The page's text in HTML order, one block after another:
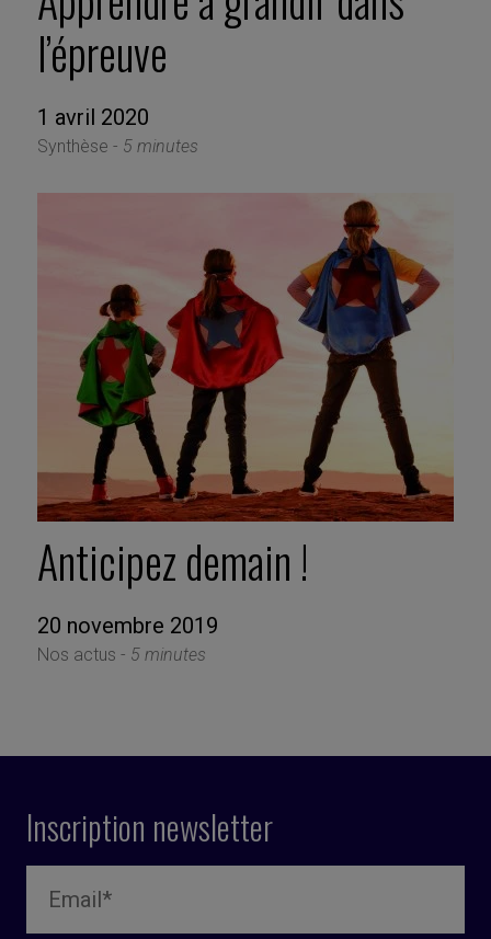
l’épreuve
1 avril 2020
Synthèse - 5 minutes
Anticipez demain !
20 novembre 2019
Nos actus - 5 minutes
Inscription newsletter